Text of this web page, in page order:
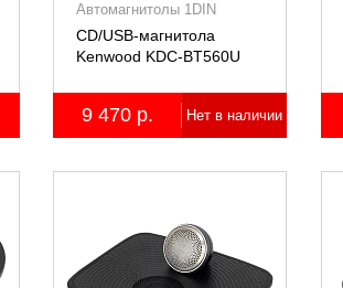
Автомагнитолы 1DIN
CD/USB-магнитола
Kenwood KDC-BT560U
9 470 р. Нет в наличии